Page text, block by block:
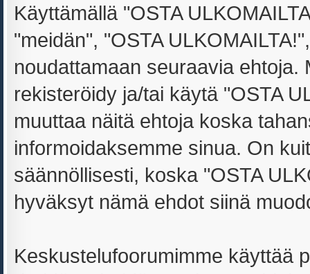
Käyttämällä "OSTA
"meidän", "OSTA
noudattamaan seuraavia
rekisteröidy ja/tai käytä "OSTA
muuttaa näitä ehtoja koska
informoidaksemme sinua. On
säännöllisesti, koska "OSTA
hyväksyt nämä ehdot siinä
Keskustelufoorumimme käyttää